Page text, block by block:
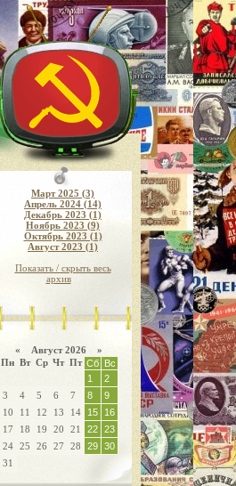
Март 2025 (3)
Апрель 2024 (14)
Декабрь 2023 (1)
Ноябрь 2023 (9)
Октябрь 2023 (1)
Август 2023 (1)
Показать / скрыть весь
архив
« Август 2026 »
Пн Вт Ср Чт Пт Сб Вс
1
2
3
4 5 6 7 8
9
10
11 12 13 14 15
16
17
18 19 20 21 22 23
24 25 26 27 28 29 30
31